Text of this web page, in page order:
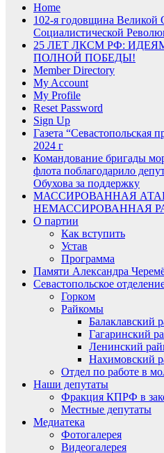
Home
102-я годовщина Великой
Социалистической
25 ЛЕТ ЛКСМ РФ:
ПОЛНОЙ ПОБЕДЫ!
Member Directory
My Account
My Profile
Reset Password
Sign Up
Газета “Севастопольская
2024 г
Командование бригады
флота поблагодарило
Обухова за поддержку
МАССИРОВАННАЯ
НЕМАССИРОВАННАЯ
О партии
Как вступить
Устав
Программа
Памяти Александра
Севастопольское
Горком
Райкомы
Балаклавский
Гагаринский
Ленинский
Нахимовский
Отдел по работе в
Наши депутаты
Фракция КПРФ в
Местные депутаты
Медиатека
Фотогалерея
Видеогалерея